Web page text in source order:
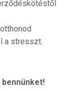
a stresszt.